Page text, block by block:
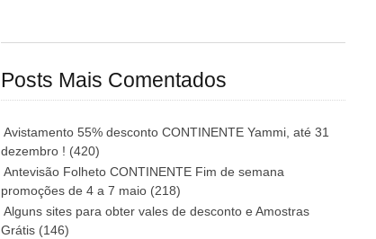
Posts Mais Comentados
Avistamento 55% desconto CONTINENTE Yammi, até 31
dezembro ! (420)
Antevisão Folheto CONTINENTE Fim de semana
promoções de 4 a 7 maio (218)
Alguns sites para obter vales de desconto e Amostras
Grátis (146)